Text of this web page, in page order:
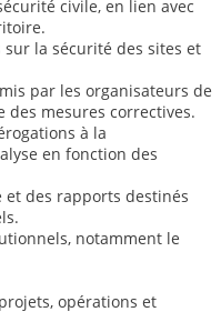
civile, en lien avec
la sécurité des sites et
par les organisateurs de
mesures correctives.
à la
en fonction des
et des rapports destinés
notamment le
opérations et